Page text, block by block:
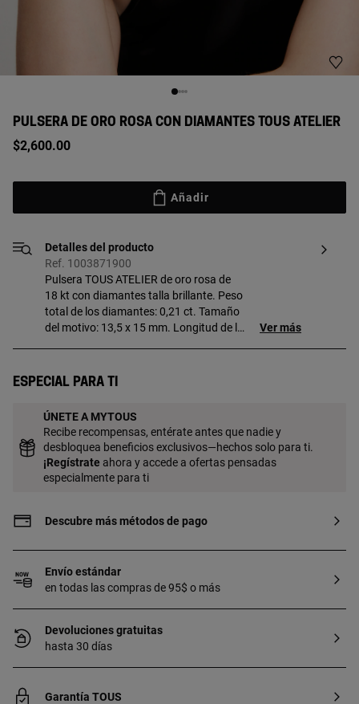
PULSERA DE ORO ROSA CON DIAMANTES TOUS ATELIER
$2,600.00
Añadir
Detalles del producto
Ref. 1003871900
Pulsera TOUS ATELIER de oro rosa de
18 kt con diamantes talla brillante. Peso
total de los diamantes: 0,21 ct. Tamaño
del motivo: 13,5 x 15 mm. Longitud de la
elegante colección que combina el oro
Ver más
Especial para ti
ÚNETE A MYTOUS
Recibe recompensas, entérate antes que nadie y
desbloquea beneficios exclusivos—hechos solo para ti.
¡Regístrate ahora y accede a ofertas pensadas
especialmente para ti
Descubre más métodos de pago
Envío estándar
en todas las compras de 95$ o más
Devoluciones gratuitas
hasta 30 días
Garantía TOUS